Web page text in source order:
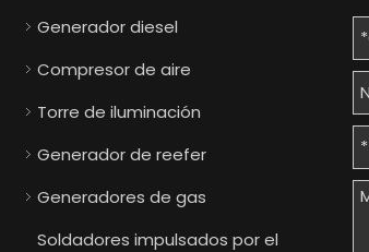
Generador diesel
Compresor de aire
Torre de iluminación
Generador de reefer
Generadores de gas
Soldadores impulsados ​​por el